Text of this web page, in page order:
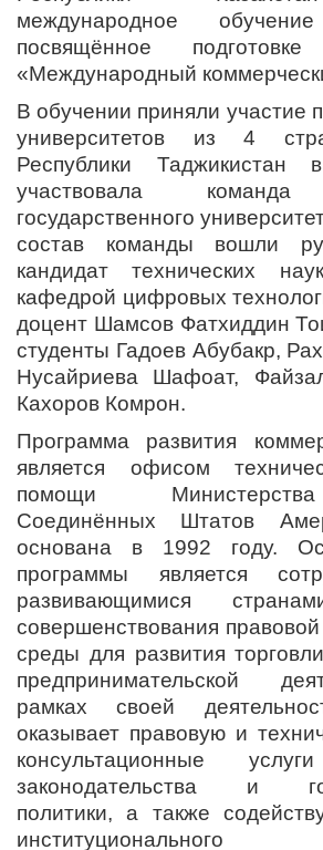
международное
посвящённое
«Международный
В обучении приняли участие
университетов из 4
Республики Таджикистан
участвовала команда
государственного
состав команды вошли
кандидат технических
кафедрой цифровых
доцент Шамсов Фатхиддин
студенты Гадоев Абубакр,
Нусайриева Шафоат,
Кахоров Комрон.
Программа развития
является офисом
помощи
Соединённых Штатов
основана в 1992 году.
программы является
развивающимися
совершенствования
среды для развития
предпринимательской
рамках своей
оказывает правовую и
консультационные
законодательства и
политики, а также
институционального